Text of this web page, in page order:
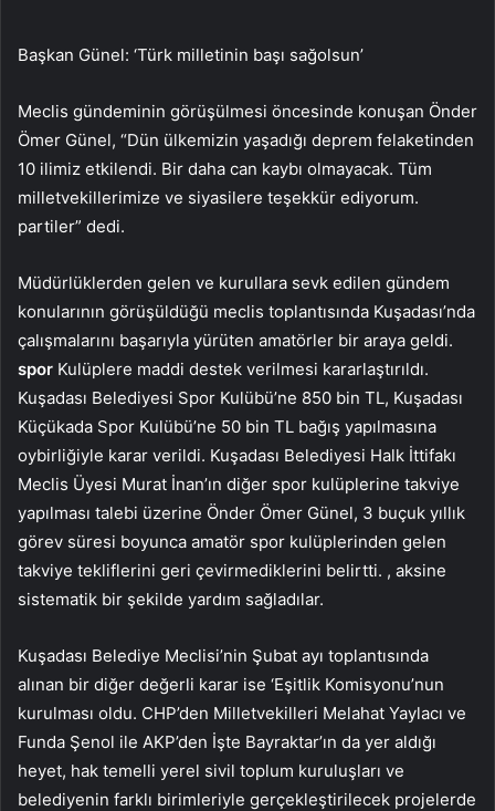
Başkan Günel: ‘Türk milletinin başı sağolsun’
Meclis gündeminin görüşülmesi öncesinde konuşan Önder
Ömer Günel, “Dün ülkemizin yaşadığı deprem felaketinden
10 ilimiz etkilendi. Bir daha can kaybı olmayacak. Tüm
milletvekillerimize ve siyasilere teşekkür ediyorum.
partiler” dedi.
Müdürlüklerden gelen ve kurullara sevk edilen gündem
konularının görüşüldüğü meclis toplantısında Kuşadası’nda
çalışmalarını başarıyla yürüten amatörler bir araya geldi.
spor Kulüplere maddi destek verilmesi kararlaştırıldı.
Kuşadası Belediyesi Spor Kulübü’ne 850 bin TL, Kuşadası
Küçükada Spor Kulübü’ne 50 bin TL bağış yapılmasına
oybirliğiyle karar verildi. Kuşadası Belediyesi Halk İttifakı
Meclis Üyesi Murat İnan’ın diğer spor kulüplerine takviye
yapılması talebi üzerine Önder Ömer Günel, 3 buçuk yıllık
görev süresi boyunca amatör spor kulüplerinden gelen
takviye tekliflerini geri çevirmediklerini belirtti. , aksine
sistematik bir şekilde yardım sağladılar.
Kuşadası Belediye Meclisi’nin Şubat ayı toplantısında
alınan bir diğer değerli karar ise ‘Eşitlik Komisyonu’nun
kurulması oldu. CHP’den Milletvekilleri Melahat Yaylacı ve
Funda Şenol ile AKP’den İşte Bayraktar’ın da yer aldığı
heyet, hak temelli yerel sivil toplum kuruluşları ve
belediyenin farklı birimleriyle gerçekleştirilecek projelerde